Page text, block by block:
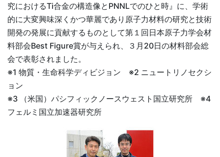
究におけるTi合金の構造像とPNNLでのひと時』に、学術
的に大変興味深くかつ華麗であり原子力材料の研究と技術
開発の発展に貢献するものとして第１回日本原子力学会材
料部会Best Figure賞が与えられ、３月20日の材料部会総
会で表彰されました。
※1 物質・生命科学ディビジョン ※2 ニュートリノセクシ
ョン
※3 （米国）パシフィックノースウェスト国立研究所 ※4
フェルミ国立加速器研究所